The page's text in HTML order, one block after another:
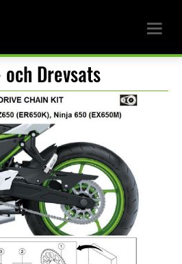
Drevsats